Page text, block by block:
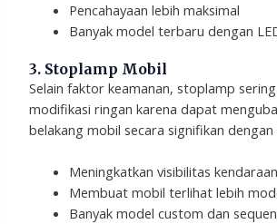
Pencahayaan lebih maksimal
Banyak model terbaru dengan
3. Stoplamp Mobil
Selain faktor keamanan, stoplamp
modifikasi ringan karena dapat
belakang mobil secara signifikan dengan
Meningkatkan visibilitas kendaraan
Membuat mobil terlihat lebih
Banyak model custom dan